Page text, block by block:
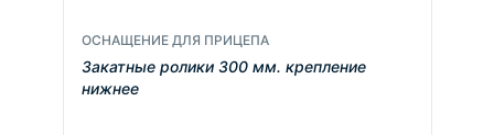
ОСНАЩЕНИЕ ДЛЯ ПРИЦЕПА
Закатные ролики 300 мм. крепление
нижнее